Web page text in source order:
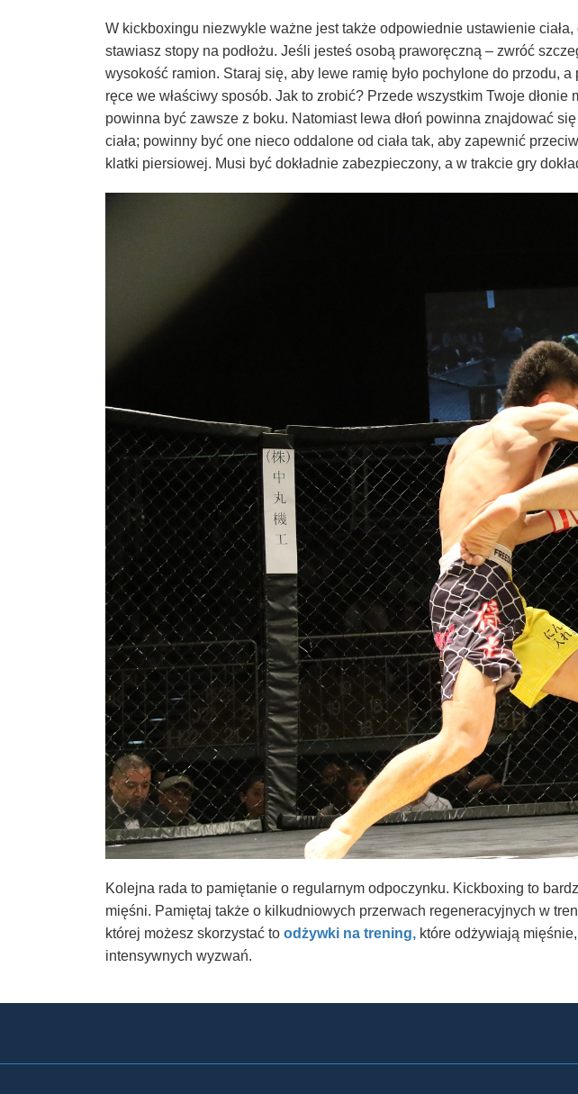
W kickboxingu niezwykle ważne jest także odpowiednie ustawienie
stawiasz stopy na podłożu. Jeśli jesteś osobą praworęczną – zwróć
wysokość ramion. Staraj się, aby lewe ramię było pochylone do przodu,
ręce we właściwy sposób. Jak to zrobić? Przede wszystkim Twoje
powinna być zawsze z boku. Natomiast lewa dłoń powinna znajdować
ciała; powinny być one nieco oddalone od ciała tak, aby zapewnić
klatki piersiowej. Musi być dokładnie zabezpieczony, a w trakcie gry
Kolejna rada to pamiętanie o regularnym odpoczynku. Kickboxing to
mięśni. Pamiętaj także o kilkudniowych przerwach regeneracyjnych w
której możesz skorzystać to odżywki na trening, które odżywiają
intensywnych wyzwań.